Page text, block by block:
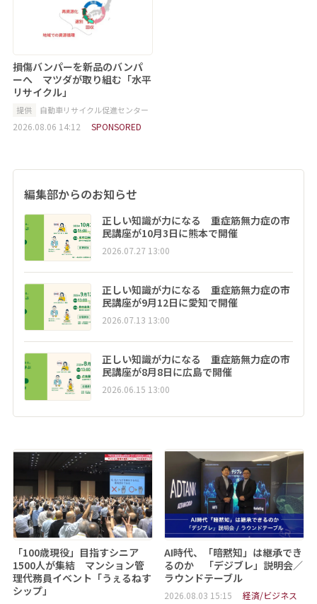
損傷バンパーを新品のバンパ
ーへ マツダが取り組む「水平
リサイクル」
提供 自動車リサイクル促進センター
2026.08.06 14:12 SPONSORED
編集部からのお知らせ
正しい知識が力になる 重症筋無力症の市
民講座が10月3日に熊本で開催
2026.07.27 13:00
正しい知識が力になる 重症筋無力症の市
民講座が9月12日に愛知で開催
2026.07.13 13:00
正しい知識が力になる 重症筋無力症の市
民講座が8月8日に広島で開催
2026.06.15 13:00
「100歳現役」目指すシニア
1500人が集結 マンション管
理代務員イベント「うぇるねす
シップ」
AI時代、「暗黙知」は継承でき
るのか 「デジブレ」説明会／
ラウンドテーブル
2026.08.03 15:15 経済/ビジネス